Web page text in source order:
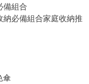
備組合
必備組合家庭收納推
傘